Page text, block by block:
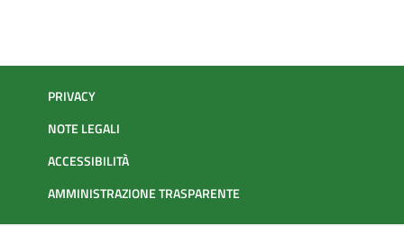
PRIVACY
NOTE LEGALI
ACCESSIBILITÀ
AMMINISTRAZIONE TRASPARENTE